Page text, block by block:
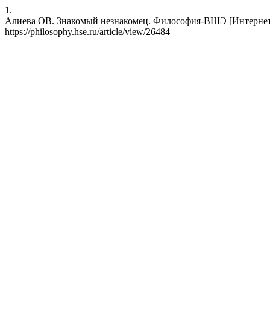
1.
Алиева ОВ. Знакомый незнакомец. Философия-ВШЭ
https://philosophy.hse.ru/article/view/26484